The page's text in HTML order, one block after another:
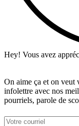
Hey! Vous avez
On aime ça et on veut
infolettre avec nos
pourriels, parole de